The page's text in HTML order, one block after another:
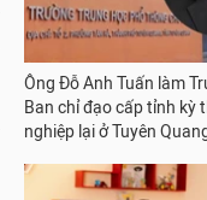
Phòng nỗ lực đưa Tiếng